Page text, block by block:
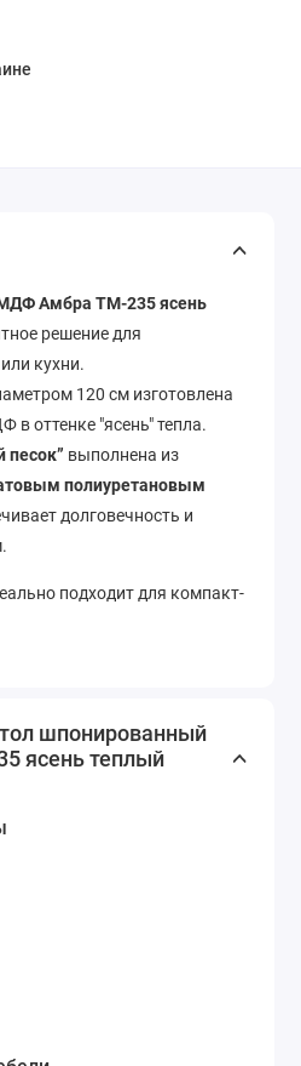
Амбра TM-235 ясень
решение для
кухни.
120 см изготовлена
оттенке "ясень" тепла.
песок” выполнена из
полиуретановым
долговечность и
подходит для компакт-
шпонированный
ясень теплый